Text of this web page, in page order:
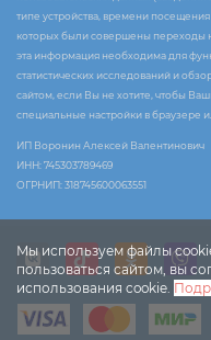
Мы используем файлы
пользоваться сайтом, вы
использования cookie.
типе устройства, времени
которых были совершены переходы
эта информация необходима для
статистических исследований и
сайтом, если Вы не хотите, чтобы
специальные настройки в браузере
ИП Воронин Алексей Валентинович
ИНН: 745303789469
ОГРНИП: 318745600063551